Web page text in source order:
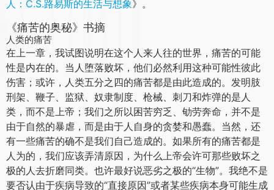
（《 沉寂的星球》、《皮尔兰德拉星
文学著作，吸引了众多的读者。
除了以上所说的书籍之外，C.S.路易斯的著作还有《惊
悦 》、《天路回程 》、《 卿卿如晤》、《给孩子们的信 》、
《聆听智者 》、《人之废 》、《切今之事》、《文艺评论的
实验 》、《 中世纪和文艺复兴时期的文学研究 》和《 荣耀之
重 》等书。
如果希望更多认识C.S.路易斯，请读麦格拉思的《 C.S.路易
斯：天赋奇才，勉为先知》，或艾伦·雅各布斯的《纳尼亚
人：C.S.路易斯的生活与想象 》。
《痛苦的奥秘》书摘